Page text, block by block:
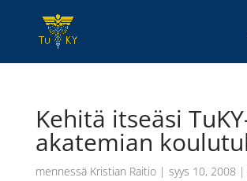
Kehitä itseäsi
akatemian
mennessä Kristian Raitio| syys 10, 2008 |